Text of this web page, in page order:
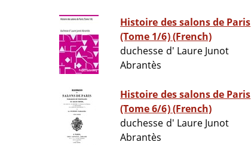
Histoire des salons de Paris
(Tome 1/6) (French)
duchesse d' Laure Junot
Abrantès
Histoire des salons de Paris
(Tome 6/6) (French)
duchesse d' Laure Junot
Abrantès